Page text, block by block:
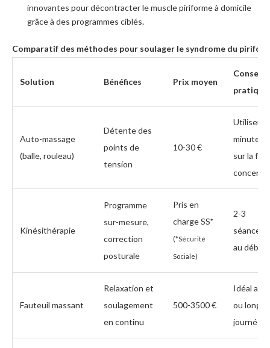
innovantes pour décontracter le muscle piriforme à domicile
grâce à des programmes ciblés.
Comparatif des méthodes pour soulager le syndrome du
Solution Bénéfices Prix moyen
Conseil
pratique
Auto-massage
(balle, rouleau)
Détente des
points de
tension
10-30 €
Utiliser
minutes
sur la
Kinésithérapie
Programme
sur-mesure,
correction
posturale
Pris en
charge SS*
(*Sécurité
Sociale)
2-3
séances/
au début
Fauteuil massant
Relaxation et
soulagement
en continu
500-3500 €
Idéal
ou longue
journée